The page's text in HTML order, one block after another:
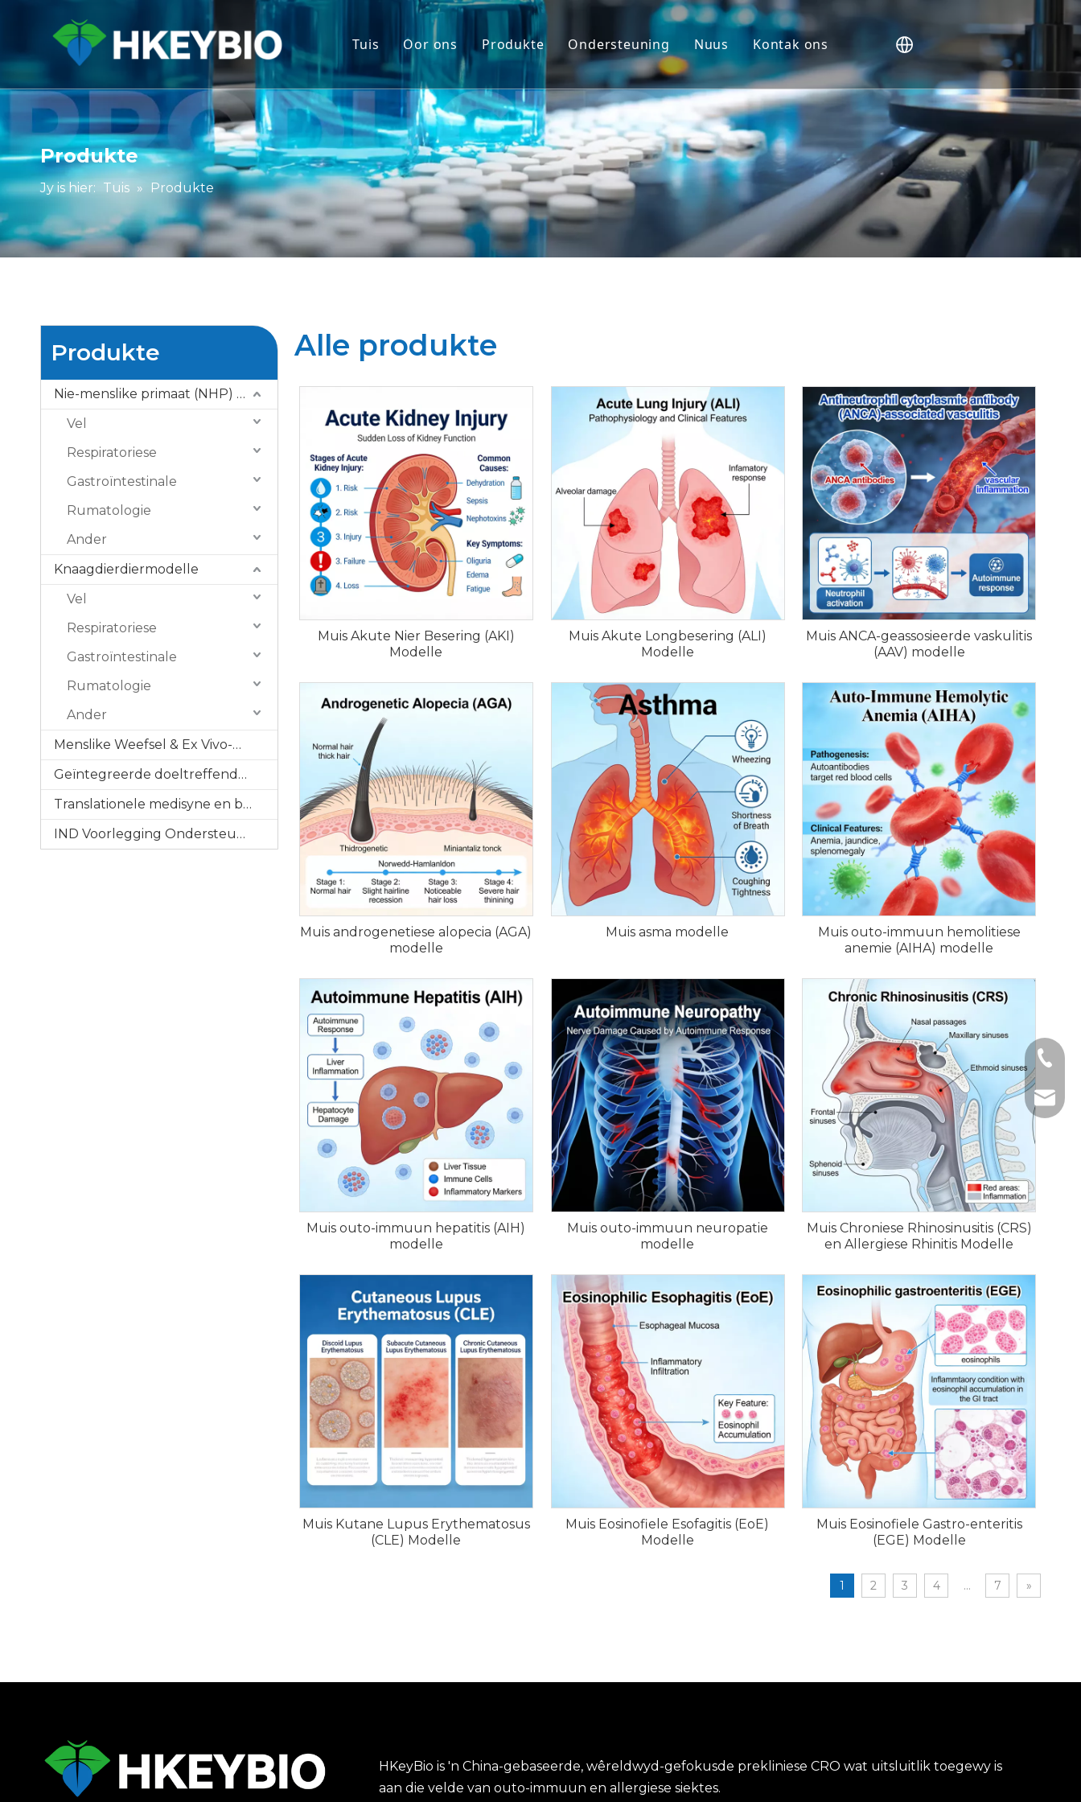
Tuis Oor ons Produkte
Nie-menslike primaat (NHP) modelle
Knaagdierdiermodelle
Menslike Weefsel & Ex Vivo-modelle
Geïntegreerde doeltreffendheidsevaluering
Translationele medisyne en biomerkers
IND Voorlegging Ondersteuning
Ondersteuning
Diens
Laai af
Gereelde vrae
Kliënt Getuigskrifte
Nuus Kontak ons
Produkte
Jy is hier: Tuis » Produkte
Produkte
Nie-menslike primaat (NHP) modelle
Vel
Respiratoriese
Gastroïntestinale
Rumatologie
Ander
Knaagdierdiermodelle
Vel
Respiratoriese
Gastroïntestinale
Rumatologie
Ander
Menslike Weefsel & Ex Vivo-modelle
Geïntegreerde doeltreffendheidsevaluering
Translationele medisyne en biomerkers
IND Voorlegging Ondersteuning
Alle produkte
Muis Akute Nier Besering (AKI)
Modelle
Muis Akute Longbesering (ALI)
Modelle
Muis ANCA-geassosieerde vaskulitis
(AAV) modelle
Muis androgenetiese alopecia (AGA)
modelle
Muis asma modelle
Muis outo-immuun hemolitiese
anemie (AIHA) modelle
Muis outo-immuun hepatitis (AIH)
modelle
Muis outo-immuun neuropatie
modelle
Muis Chroniese Rhinosinusitis (CRS)
en Allergiese Rhinitis Modelle
Muis Kutane Lupus Erythematosus
(CLE) Modelle
Muis Eosinofiele Esofagitis (EoE)
Modelle
Muis Eosinofiele Gastro-enteritis
(EGE) Modelle
1 2 3 4 ... 7 »
HKeyBio is 'n China-gebaseerde, wêreldwyd-gefokusde prekliniese CRO wat uitsluitlik toegewy is
aan die velde van outo-immuun en allergiese siektes.
+1
+86-